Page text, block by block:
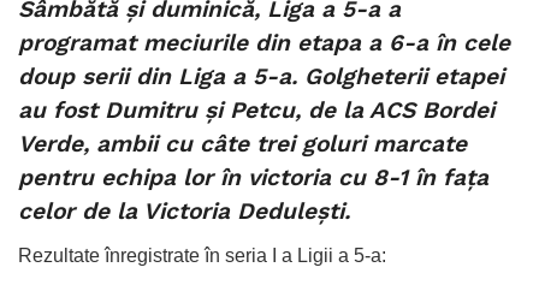
Sâmbătă și duminică, Liga a 5-a a
programat meciurile din etapa a 6-a în cele
doup serii din Liga a 5-a. Golgheterii etapei
au fost Dumitru și Petcu, de la ACS Bordei
Verde, ambii cu câte trei goluri marcate
pentru echipa lor în victoria cu 8-1 în fața
celor de la Victoria Dedulești.
Rezultate înregistrate în seria I a Ligii a 5-a: